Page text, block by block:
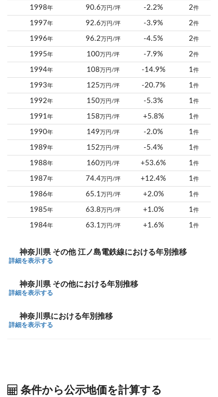
1998年 90.6万円/坪 -2.2% 2件
1997年 92.6万円/坪 -3.9% 2件
1996年 96.2万円/坪 -4.5% 2件
1995年 100万円/坪 -7.9% 2件
1994年 108万円/坪 -14.9% 1件
1993年 125万円/坪 -20.7% 1件
1992年 150万円/坪 -5.3% 1件
1991年 158万円/坪 +5.8% 1件
1990年 149万円/坪 -2.0% 1件
1989年 152万円/坪 -5.4% 1件
1988年 160万円/坪 +53.6% 1件
1987年 74.4万円/坪 +12.4% 1件
1986年 65.1万円/坪 +2.0% 1件
1985年 63.8万円/坪 +1.0% 1件
1984年 63.1万円/坪 +1.6% 1件
神奈川県 その他 江ノ島電鉄線における年別推移
詳細を表示する
神奈川県 その他における年別推移
詳細を表示する
神奈川県における年別推移
詳細を表示する
条件から公示地価を計算する